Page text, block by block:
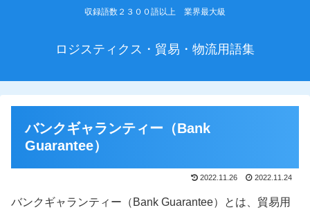
収録語数２３００語以上 業界最大級
ロジスティクス・貿易・物流用語集
バンクギャランティー（Bank
Guarantee）
2022.11.26 2022.11.24
バンクギャランティー（Bank Guarantee）とは、貿易用